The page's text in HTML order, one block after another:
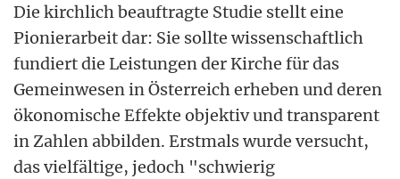
Die kirchlich beauftragte Studie stellt eine
Pionierarbeit dar: Sie sollte wissenschaftlich
fundiert die Leistungen der Kirche für das
Gemeinwesen in Österreich erheben und deren
ökonomische Effekte objektiv und transparent
in Zahlen abbilden. Erstmals wurde versucht,
das vielfältige, jedoch "schwierig